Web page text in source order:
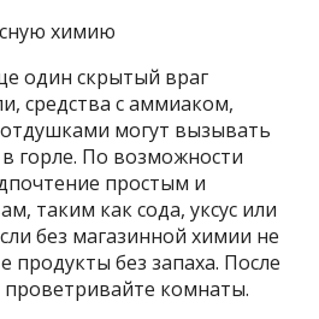
химию
один скрытый враг
средства с аммиаком,
могут вызывать
горле. По возможности
простым и
таким как сода, уксус или
без магазинной химии не
продукты без запаха. После
проветривайте комнаты.